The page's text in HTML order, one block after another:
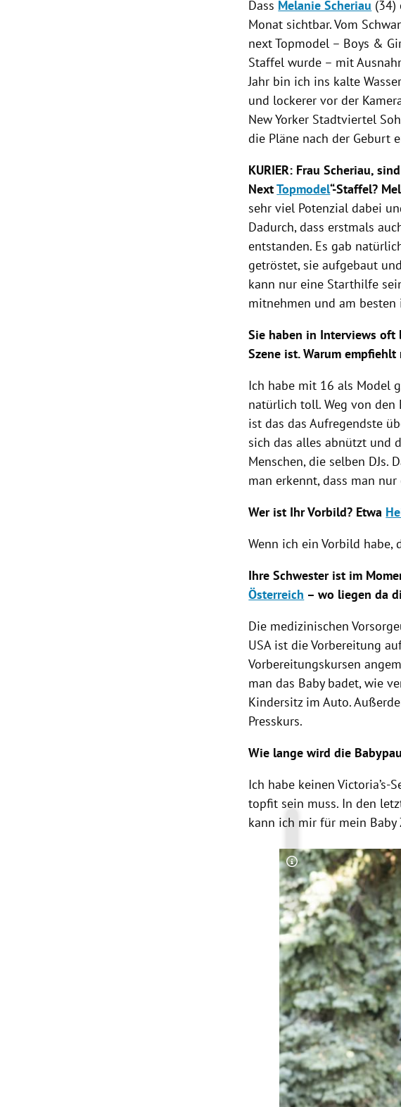
Dass Melanie Scheriau (34)
Monat sichtbar. Vom
nextTopmodel – Boys &
Staffel wurde – mit
Jahr bin ich ins kalte
und lockerer vor der
New Yorker Stadtviertel
die Pläne nach der Geburt
KURIER: FrauScheriau,
NextTopmodel“-Staffel?
sehr viel Potenzial dabei
Dadurch, dass erstmals
entstanden. Es gab
getröstet, sie aufgebaut
kann nur eine Starthilfe
mitnehmen und am besten
Sie haben in Interviews oft
Szene ist. Warum
Ich habe mit 16 als Model
natürlich toll. Weg von den
ist das das Aufregendste
sich das alles abnützt und
Menschen, die selben DJs.
man erkennt, dass man
Wer ist Ihr Vorbild? Etwa
Wenn ich ein Vorbild habe,
Ihre Schwester ist im
Österreich – wo liegen da
Die medizinischen
USAist die Vorbereitung
Vorbereitungskursen
man das Baby badet, wie
Kindersitz imAuto.
Presskurs.
Wie lange wird die
Ich habe keinen Victoria’s-
topfit sein muss. In den
kann ich mir für mein Baby
Copyright-Hinweis